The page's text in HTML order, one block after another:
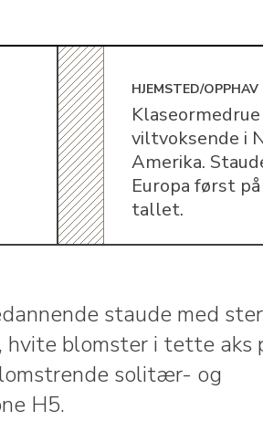
HJEMSTED/OPPHAV
viltvoksende i
Amerika.
Europa først
tallet.
staude med
hvite blomster i tette aks
solitær- og
H5.